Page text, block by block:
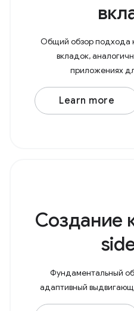
Общий обзор подхода
вкладок,
приложениях
Learn more
Создание
Фундаментальный
адаптивный